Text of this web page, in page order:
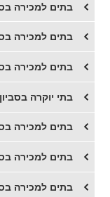
בתים למכירה
בתים למכירה
בתים למכירה
בתי יוקרה
​בתים למכירה
​בתים למכירה
​בתים למכירה